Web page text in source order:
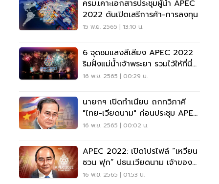
ครม.เคาะเอกสารประชุมผู้นำ APEC
2022 ดันเปิดเสรีการค้า-การลงทุน
15 พ.ย. 2565 | 13:10 น.
6 จุดชมแสงสีเสียง APEC 2022
ริมฝั่งแม่น้ำเจ้าพระยา รวมไว้ให้ที่นี่
คลิกเลย
16 พ.ย. 2565 | 00:29 น.
นายกฯ เปิดทำเนียบ ถกทวิภาคี
"ไทย-เวียดนาม" ก่อนประชุม APEC
2022
16 พ.ย. 2565 | 00:02 น.
APEC 2022: เปิดโปรไฟล์ “เหวียน
ซวน ฟุก” ปธน.เวียดนาม เจ้าของ
ฉายามือปราบโควิด
16 พ.ย. 2565 | 01:53 น.